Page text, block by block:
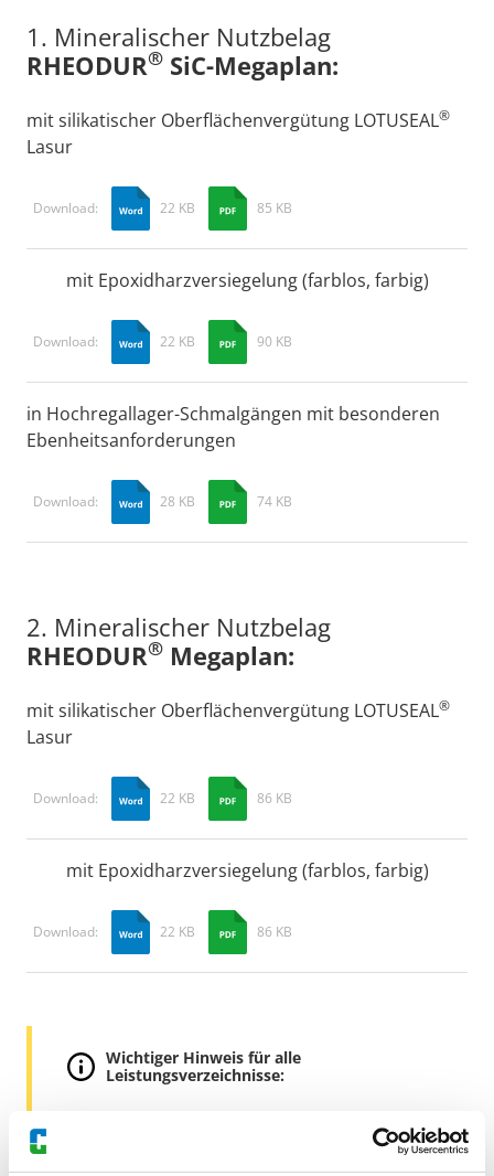
1. Mineralischer Nutzbelag
RHEODUR® SiC-Megaplan:
mit silikatischer Oberflächenvergütung LOTUSEAL®
Lasur
Download: 22 KB 85 KB
mit Epoxidharzversiegelung (farblos, farbig)
Download: 22 KB 90 KB
in Hochregallager-Schmalgängen mit besonderen
Ebenheitsanforderungen
Download: 28 KB 74 KB
2. Mineralischer Nutzbelag
RHEODUR® Megaplan:
mit silikatischer Oberflächenvergütung LOTUSEAL®
Lasur
Download: 22 KB 86 KB
mit Epoxidharzversiegelung (farblos, farbig)
Download: 22 KB 86 KB
Wichtiger Hinweis für alle
Leistungsverzeichnisse:
Die in unserem LV enthaltenen Angaben sind
aufgrund unserer Erfahrung nach bestem